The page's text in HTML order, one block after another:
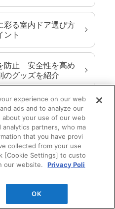
彩る室内ドア選び方
ント
防止 安全性を高め
のグッズを紹介
いとき、原因と修理
（記事）」を
experience on our web
ads and to analyze our
about your use of our web
partners, who ma
that you have provi
collected from your use
[Cookie Settings] to custo
our website.
Privacy Poli
OK